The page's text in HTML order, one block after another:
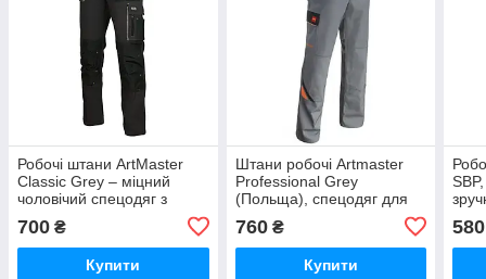
Робочі штани ArtMaster
Classic Grey – міцний
чоловічий спецодяг з
робочі штани для роботи
700 ₴
Купити
Штани робочі Artmaster
Professional Grey
(Польща), спецодяг для
760₴
Купити
SBP,
580